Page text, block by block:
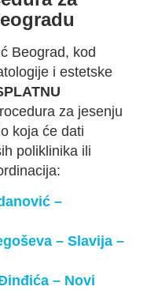
Beograd, kod
i estetske
za jesenju
koja će dati
poliklinika ili
–
– Slavija –
– Novi